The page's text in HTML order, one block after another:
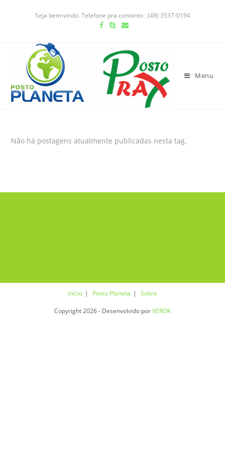
Seja bem-vindo. Telefone pra contanto : (49) 3537-0194
Menu
Não há postagens atualmente publicadas nesta tag.
Início Posto Planeta Sobre
Copyright 2026 - Desenvolvido porVEROK